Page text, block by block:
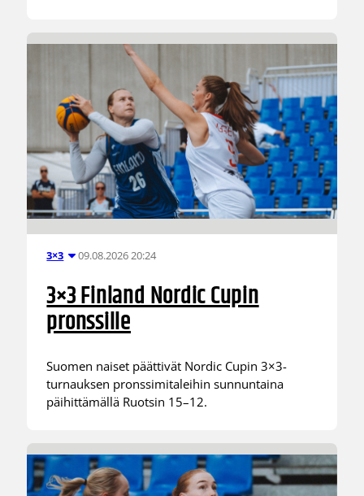
3×3 09.08.2026 20:24
3×3 Finland Nordic Cupin
pronssille
Suomen naiset päättivät Nordic Cupin 3×3-
turnauksen pronssimitaleihin sunnuntaina
päihittämällä Ruotsin 15–12.